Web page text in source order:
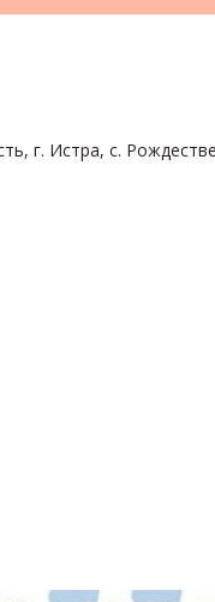
г. Истра, с.